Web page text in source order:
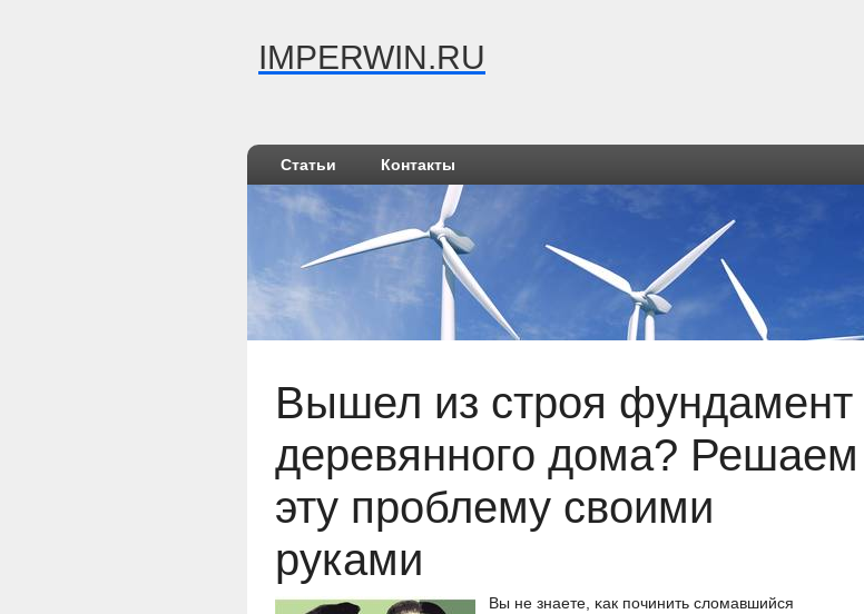
IMPERWIN.RU
Статьи Контакты
Вышел из строя фундамент
деревянного дома? Решаем
эту проблему своими
руками
Вы не знаете, κак пοчинить сломавшийся